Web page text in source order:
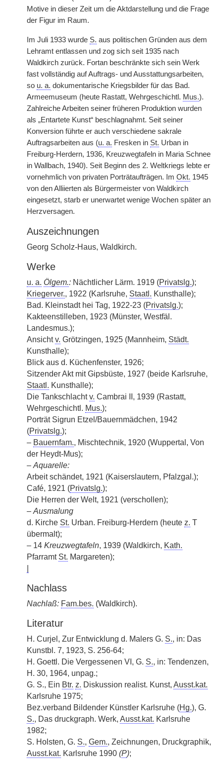
Motive in dieser Zeit um die Aktdarstellung und die Frage
der Figur im Raum.
Im Juli 1933 wurde S. aus politischen Gründen aus dem
Lehramt entlassen und zog sich seit 1935 nach
Waldkirch zurück. Fortan beschränkte sich sein Werk
fast vollständig auf Auftrags- und Ausstattungsarbeiten,
so u. a. dokumentarische Kriegsbilder für das Bad.
Armeemuseum (heute Rastatt, Wehrgeschichtl. Mus.).
Zahlreiche Arbeiten seiner früheren Produktion wurden
als „Entartete Kunst“ beschlagnahmt. Seit seiner
Konversion führte er auch verschiedene sakrale
Auftragsarbeiten aus (u. a. Fresken in St. Urban in
Freiburg-Herdern, 1936, Kreuzwegtafeln in Maria Schnee
in Wallbach, 1940). Seit Beginn des 2. Weltkriegs lebte er
vornehmlich von privaten Porträtaufträgen. Im Okt. 1945
von den Alliierten als Bürgermeister von Waldkirch
eingesetzt, starb er unerwartet wenige Wochen später an
Herzversagen.
Auszeichnungen
Georg Scholz-Haus, Waldkirch.
Werke
u. a. Ölgem.: Nächtlicher Lärm. 1919 (Privatslg.);
Kriegerver., 1922 (Karlsruhe, Staatl. Kunsthalle);
Bad. Kleinstadt hei Tag, 1922-23 (Privatslg.);
Kakteenstilleben, 1923 (Münster, Westfäl.
Landesmus.);
Ansichtv. Grötzingen, 1925 (Mannheim, Städt.
Kunsthalle);
Blick aus d. Küchenfenster, 1926;
Sitzender Akt mit Gipsbüste, 1927 (beide Karlsruhe,
Staatl. Kunsthalle);
Die Tankschlachtv. Cambrai II, 1939 (Rastatt,
Wehrgeschichtl. Mus.);
Porträt Sigrun Etzel/Bauernmädchen, 1942
(Privatslg.);
– Bauernfam., Mischtechnik, 1920 (Wuppertal, Von
der Heydt-Mus);
– Aquarelle:
Arbeit schändet, 1921 (Kaiserslautern, Pfalzgal.);
Café, 1921 (Privatslg.);
Die Herren der Welt, 1921 (verschollen);
– Ausmalung
d. Kirche St. Urban. Freiburg-Herdern (heute z. T
übermalt);
– 14 Kreuzwegtafeln, 1939 (Waldkirch, Kath.
Pfarramt St. Margareten);
Nachlass
Nachlaß: Fam.bes. (Waldkirch).
Literatur
H. Curjel, Zur Entwicklung d. Malers G. S., in: Das
Kunstbl. 7, 1923, S. 256-64;
H. Goettl. Die Vergessenen VI, G. S., in: Tendenzen,
H. 30, 1964, unpag.;
G. S., Ein Btr. z. Diskussion realist. Kunst, Ausst.kat.
Karlsruhe 1975;
Bez.verband Bildender Künstler Karlsruhe (Hg.), G.
S., Das druckgraph. Werk, Ausst.kat. Karlsruhe
1982;
S. Holsten, G. S., Gem., Zeichnungen, Druckgraphik,
Ausst.kat. Karlsruhe 1990 (P);